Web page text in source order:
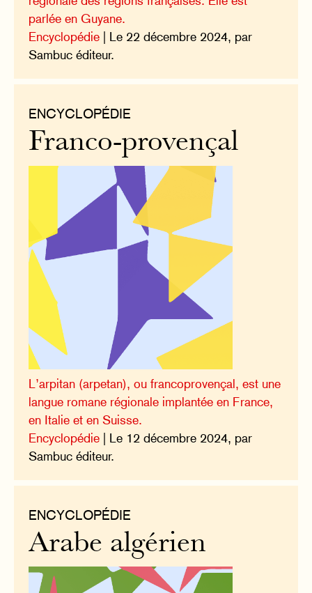
parlée en Guyane.
Encyclopédie | Le 22 décembre 2024, par
Sambuc éditeur.
ENCYCLOPÉDIE
Franco-provençal
L’arpitan (arpetan), ou francoprovençal, est une
langue romane régionale implantée en France,
en Italie et en Suisse.
Encyclopédie | Le 12 décembre 2024, par
Sambuc éditeur.
ENCYCLOPÉDIE
Arabe algérien